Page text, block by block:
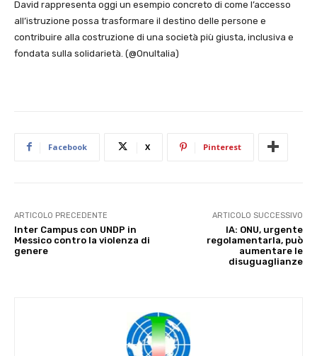
David rappresenta oggi un esempio concreto di come l’accesso
all’istruzione possa trasformare il destino delle persone e
contribuire alla costruzione di una società più giusta, inclusiva e
fondata sulla solidarietà. (@OnuItalia)
Facebook X Pinterest
ARTICOLO PRECEDENTE
Inter Campus con UNDP in
Messico contro la violenza di
genere
ARTICOLO SUCCESSIVO
IA: ONU, urgente
regolamentarla, può
aumentare le
disuguaglianze